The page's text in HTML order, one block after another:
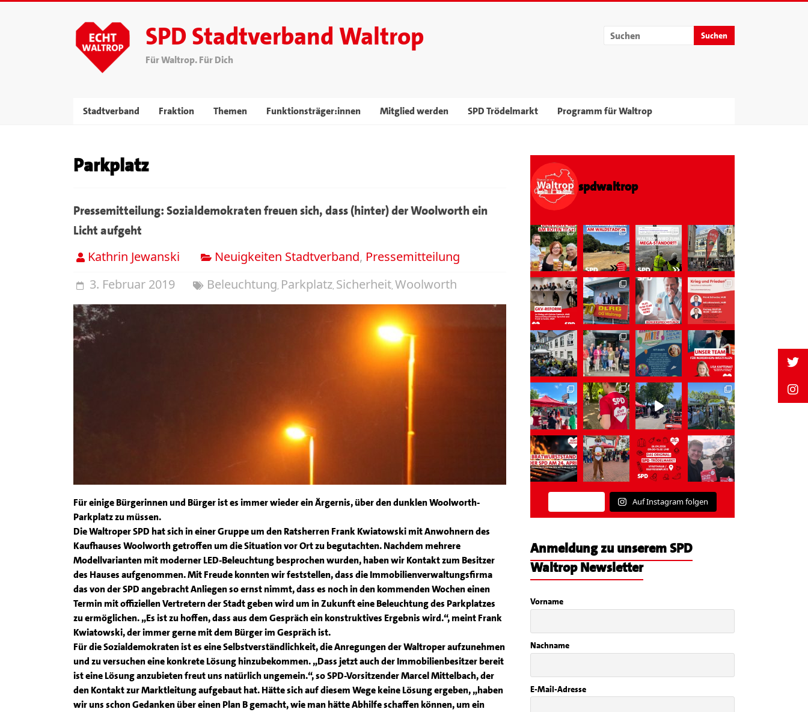
SPD Stadtverband Waltrop
Für Waltrop. Für Dich
Stadtverband Fraktion Themen Funktionsträger:innen Mitglied werden SPD Trödelmarkt Programm für Waltrop
Parkplatz
Pressemitteilung: Sozialdemokraten freuen sich, dass (hinter) der Woolworth ein
Licht aufgeht
Kathrin Jewanski Neuigkeiten Stadtverband, Pressemitteilung
3. Februar 2019
Beleuchtung, Parkplatz, Sicherheit, Woolworth
Für einige Bürgerinnen und Bürger ist es immer wieder ein Ärgernis, über den dunklen Woolworth-
Parkplatz zu müssen.
Die Waltroper SPD hat sich in einer Gruppe um den Ratsherren Frank Kwiatowski mit Anwohnern des
Kaufhauses Woolworth getroffen um die Situation vor Ort zu begutachten. Nachdem mehrere
Modellvarianten mit moderner LED-Beleuchtung besprochen wurden, haben wir Kontakt zum Besitzer
des Hauses aufgenommen. Mit Freude konnten wir feststellen, dass die Immobilienverwaltungsfirma
das von der SPD angebracht Anliegen so ernst nimmt, dass es noch in den kommenden Wochen einen
Termin mit offiziellen Vertretern der Stadt geben wird um in Zukunft eine Beleuchtung des Parkplatzes
zu ermöglichen. „Es ist zu hoffen, dass aus dem Gespräch ein konstruktives Ergebnis wird.“, meint Frank
Kwiatowski, der immer gerne mit dem Bürger im Gespräch ist.
Für die Sozialdemokraten ist es eine Selbstverständlichkeit, die Anregungen der Waltroper aufzunehmen
und zu versuchen eine konkrete Lösung hinzubekommen. „Dass jetzt auch der Immobilienbesitzer bereit
ist eine Lösung anzubieten freut uns natürlich ungemein.“, so SPD-Vorsitzender Marcel Mittelbach, der
den Kontakt zur Marktleitung aufgebaut hat. Hätte sich auf diesem Wege keine Lösung ergeben, „haben
wir uns schon Gedanken über einen Plan B gemacht, wie man hätte Abhilfe schaffen können, um ein
spdwaltrop
Auf Instagram folgen
Anmeldung zu unserem SPD
Waltrop Newsletter
Vorname
Nachname
E-Mail-Adresse